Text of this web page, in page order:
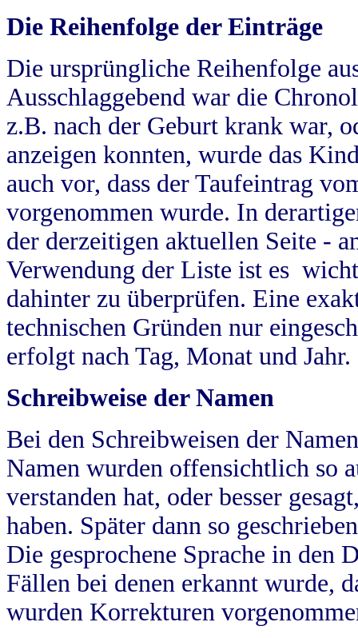
Die Reihenfolge der Einträge
Die ursprüngliche Reihenfolge
Ausschlaggebend war die
z.B. nach der Geburt krank war,
anzeigen konnten, wurde das
auch vor, dass der Taufeintrag
vorgenommen wurde. In
der derzeitigen aktuellen Seite -
Verwendung der Liste ist es
dahinter zu überprüfen. Eine
technischen Gründen nur
erfolgt nach Tag, Monat und Jahr.
Schreibweise der Namen
Bei den Schreibweisen der
Namen wurden offensichtlich so
verstanden hat, oder besser
haben. Später dann so
Die gesprochene Sprache in
Fällen bei denen erkannt wurde,
wurden Korrekturen